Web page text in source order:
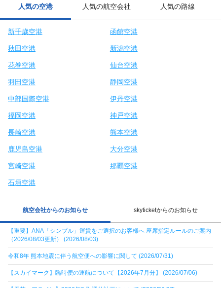
人気の空港 人気の航空会社 人気の路線
新千歳空港 函館空港
秋田空港 新潟空港
花巻空港 仙台空港
羽田空港 静岡空港
中部国際空港 伊丹空港
福岡空港 神戸空港
長崎空港 熊本空港
鹿児島空港 大分空港
宮崎空港 那覇空港
石垣空港
航空会社からのお知らせ skyticketからのお知らせ
【重要】ANA「シンプル」運賃をご選択のお客様へ 座席指定ルールのご案内
（2026/08/03更新） (2026/08/03)
令和8年 熊本地震に伴う航空便への影響に関して (2026/07/31)
【スカイマーク】臨時便の運航について【2026年7月分】 (2026/07/06)